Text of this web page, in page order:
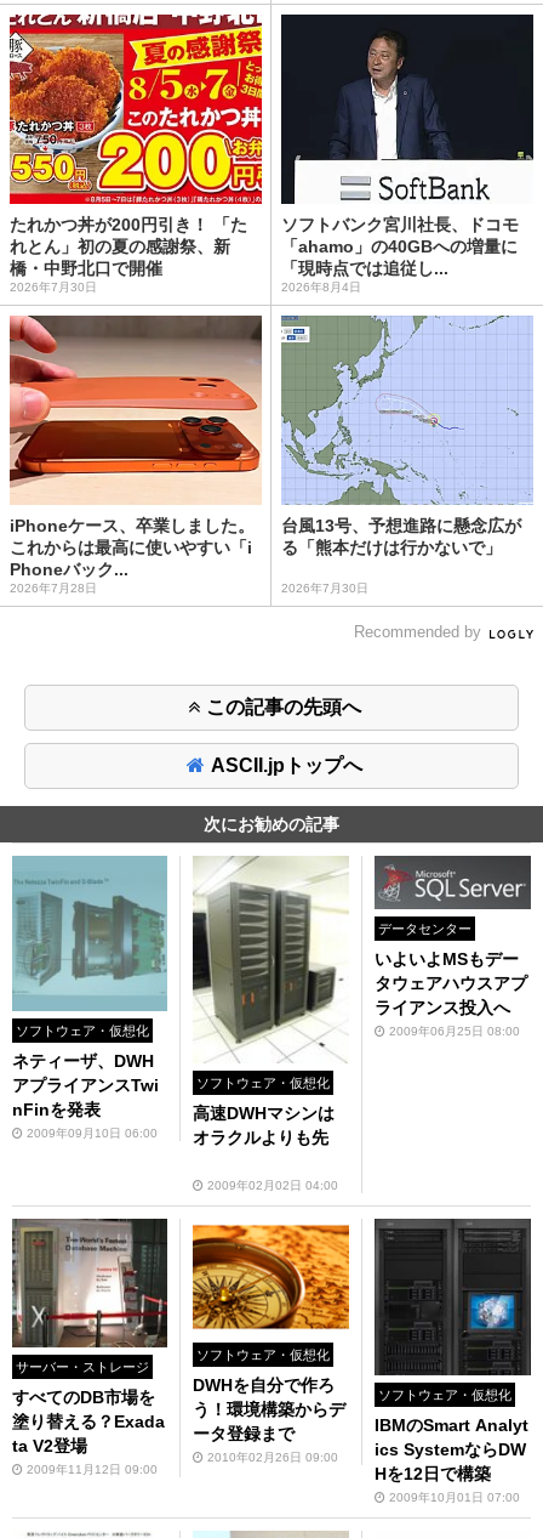
たれかつ丼が200円引き！ 「た
れとん」初の夏の感謝祭、新
橋・中野北口で開催
2026年7月30日
ソフトバンク宮川社長、ドコモ
「ahamo」の40GBへの増量に
「現時点では追従し...
2026年8月4日
iPhoneケース、卒業しました。
これからは最高に使いやすい「i
Phoneバック...
2026年7月28日
台風13号、予想進路に懸念広が
る「熊本だけは行かないで」
2026年7月30日
Recommended by
この記事の先頭へ
ASCII.jpトップへ
次にお勧めの記事
ソフトウェア・仮想化
ネティーザ、DWH
アプライアンスTwi
nFinを発表
2009年09月10日 06:00
ソフトウェア・仮想化
高速DWHマシンは
オラクルよりも先
2009年02月02日 04:00
データセンター
いよいよMSもデー
タウェアハウスアプ
ライアンス投入へ
2009年06月25日 08:00
サーバー・ストレージ
すべてのDB市場を
塗り替える？Exada
ta V2登場
2009年11月12日 09:00
ソフトウェア・仮想化
DWHを自分で作ろ
う！環境構築からデ
ータ登録まで
2010年02月26日 09:00
ソフトウェア・仮想化
IBMのSmart Analyt
ics SystemならDW
Hを12日で構築
2009年10月01日 07:00